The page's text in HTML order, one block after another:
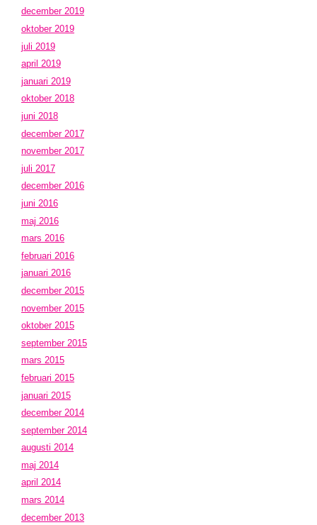
december 2019
oktober 2019
juli 2019
april 2019
januari 2019
oktober 2018
juni 2018
december 2017
november 2017
juli 2017
december 2016
juni 2016
maj 2016
mars 2016
februari 2016
januari 2016
december 2015
november 2015
oktober 2015
september 2015
mars 2015
februari 2015
januari 2015
december 2014
september 2014
augusti 2014
maj 2014
april 2014
mars 2014
december 2013